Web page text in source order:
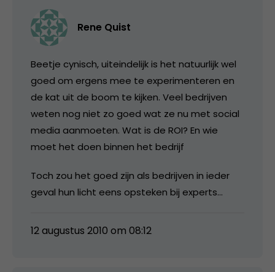
Rene Quist
Beetje cynisch, uiteindelijk is het natuurlijk wel
goed om ergens mee te experimenteren en
de kat uit de boom te kijken. Veel bedrijven
weten nog niet zo goed wat ze nu met social
media aanmoeten. Wat is de ROI? En wie
moet het doen binnen het bedrijf
Toch zou het goed zijn als bedrijven in ieder
geval hun licht eens opsteken bij experts…
12 augustus 2010 om 08:12